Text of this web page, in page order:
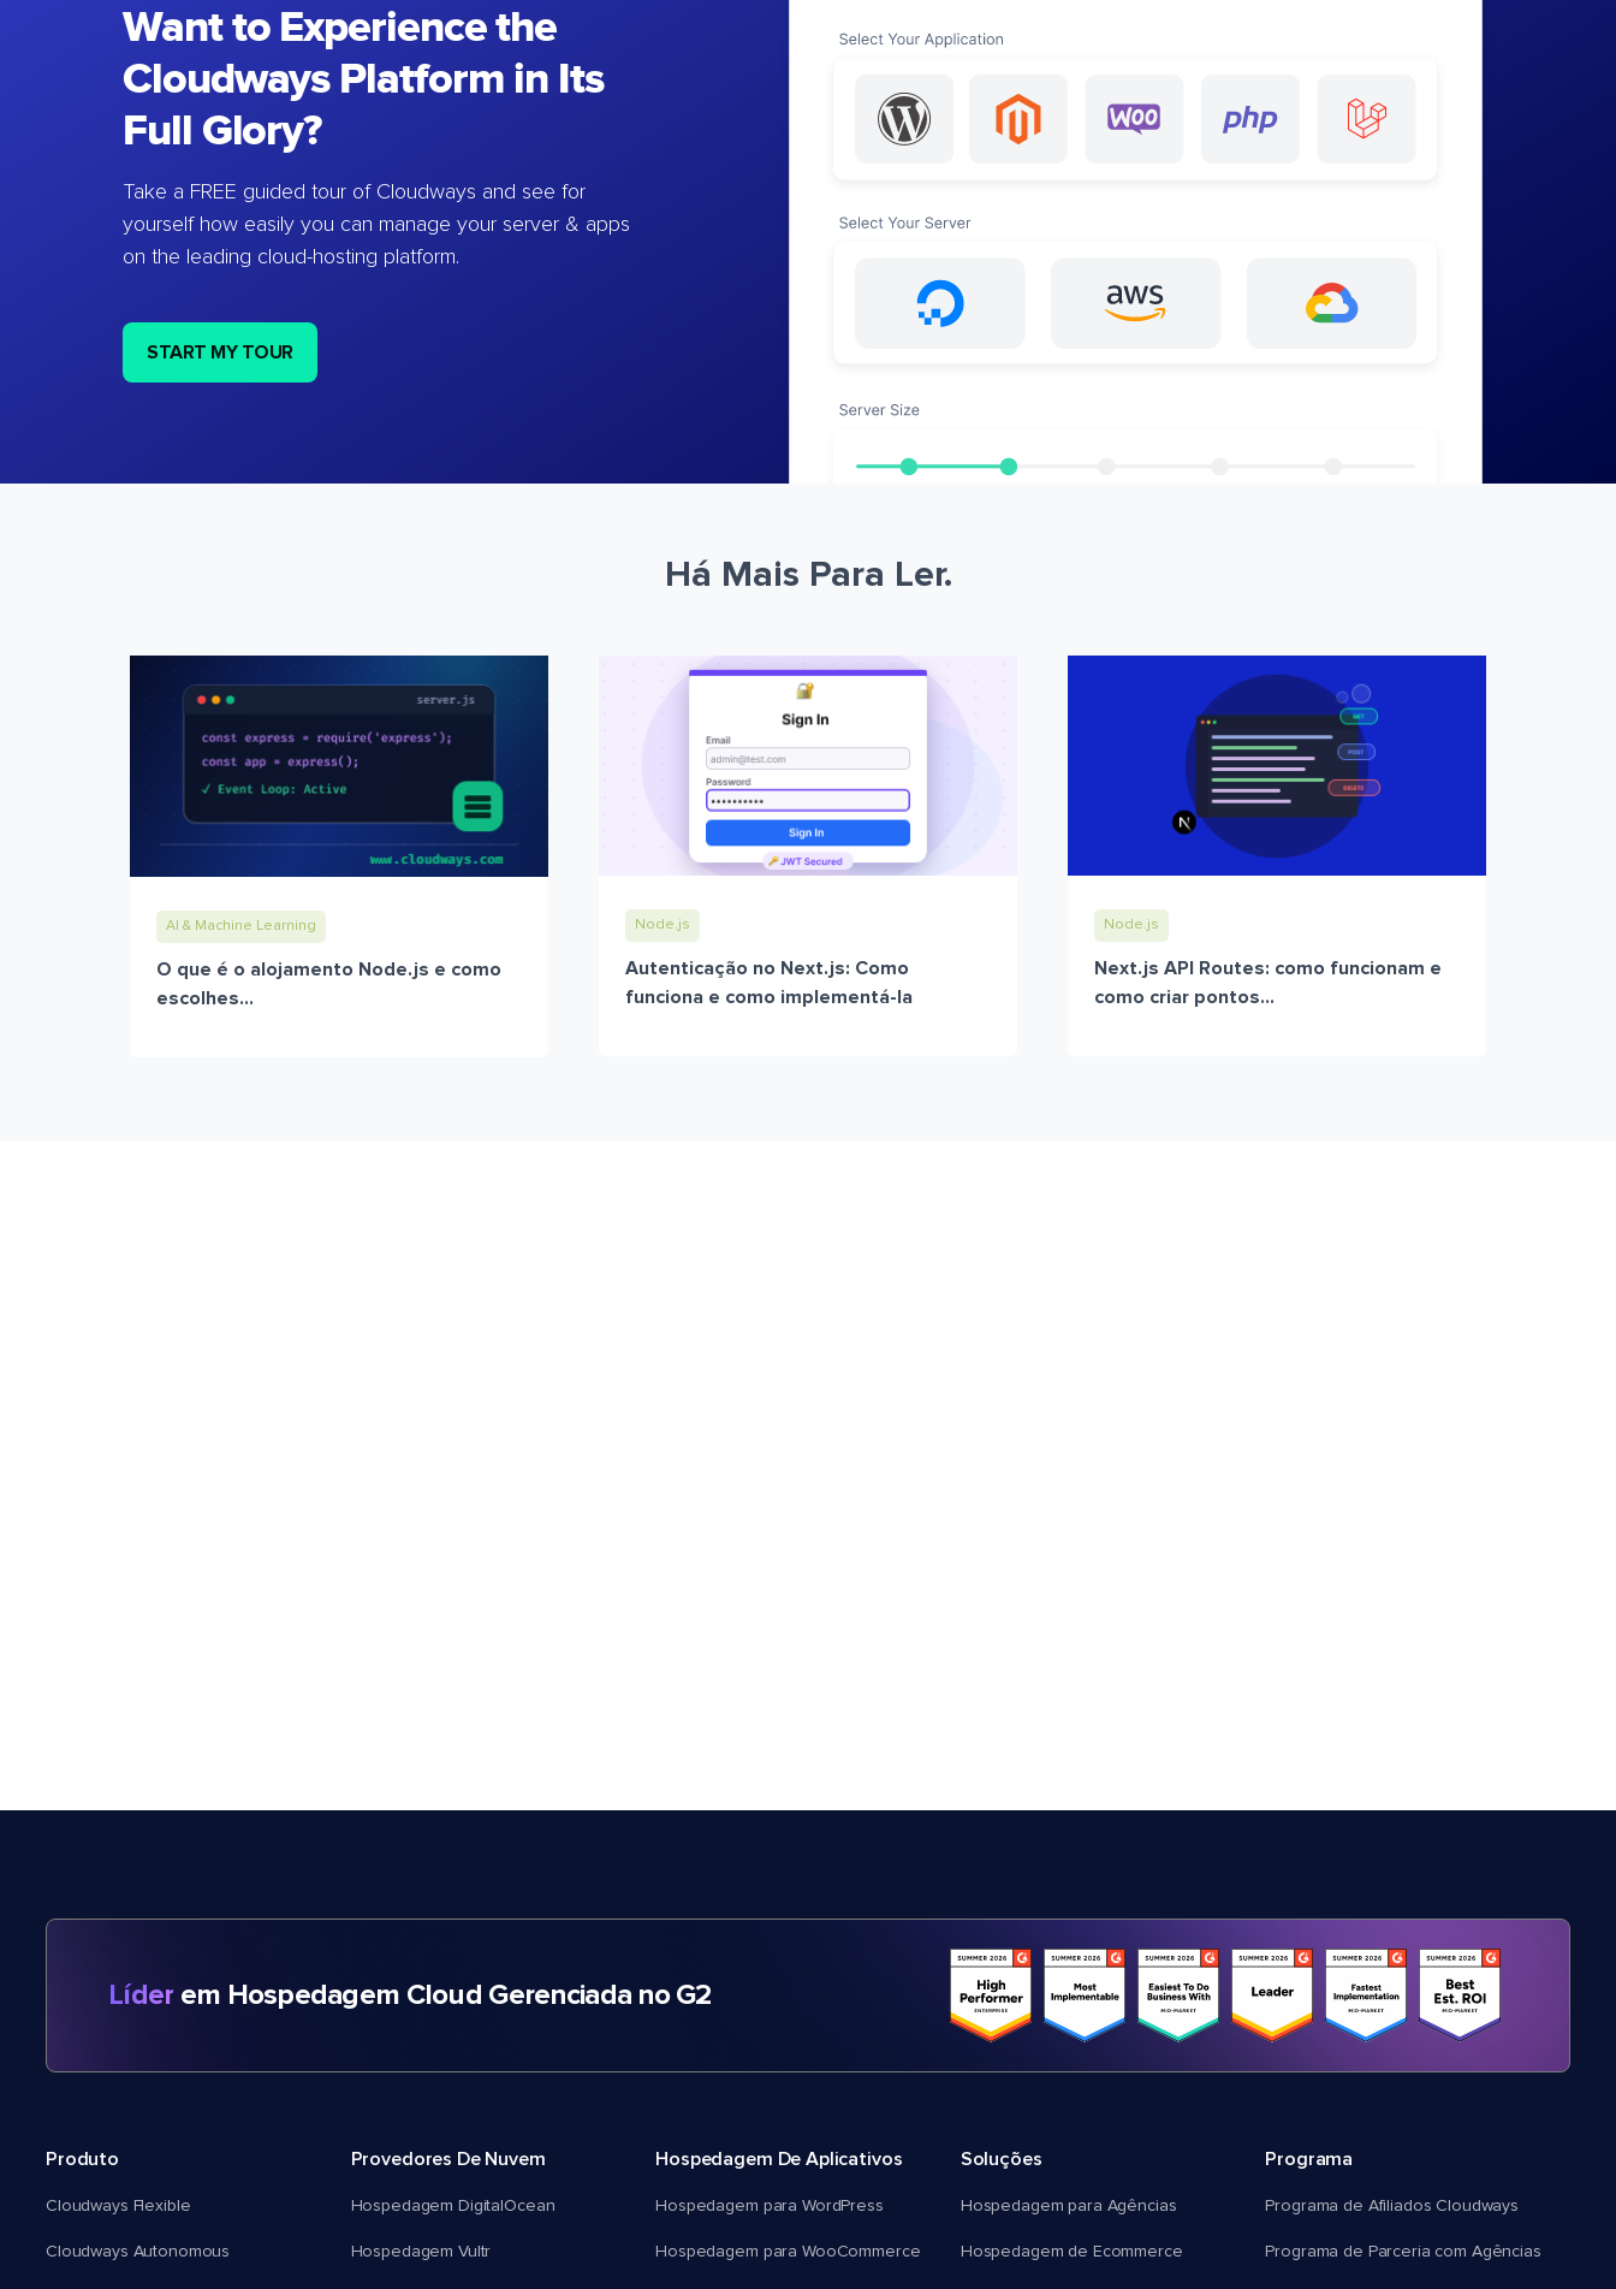
Want to Experience the
Cloudways Platform in Its
Full Glory?
Take a FREE guided tour of Cloudways and see for
yourself how easily you can manage your server & apps
on the leading cloud-hosting platform.
START MY TOUR
Há Mais Para Ler.
AI & Machine Learning
O que é o alojamento Node.js e como
escolhes...
Node.js
Autenticação no Next.js: Como
funciona e como implementá-la
Node.js
Next.js API Routes: como funcionam e
como criar pontos...
Líder em Hospedagem Cloud Gerenciada no G2
Produto
Cloudways Flexible
Cloudways Autonomous
Provedores De Nuvem
Hospedagem DigitalOcean
Hospedagem Vultr
Hospedagem De Aplicativos
Hospedagem para WordPress
Hospedagem para WooCommerce
Soluções
Hospedagem para Agências
Hospedagem de Ecommerce
Programa
Programa de Afiliados Cloudways
Programa de Parceria com Agências